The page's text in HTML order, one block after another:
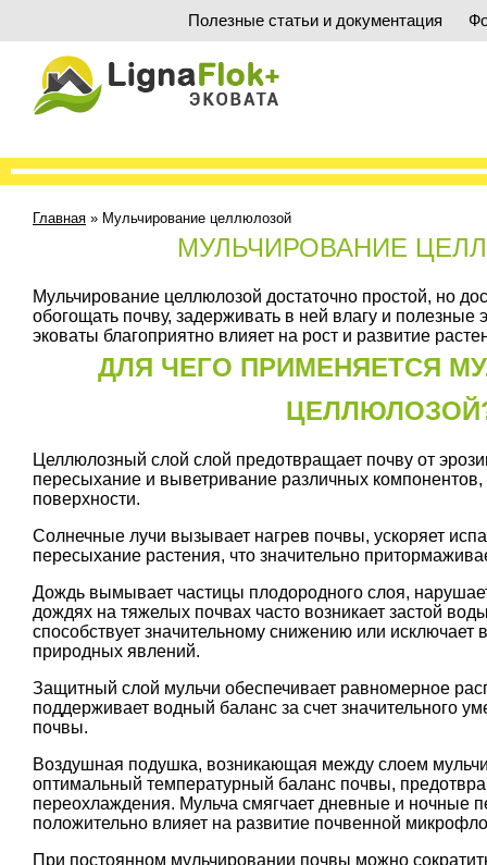
Полезные статьи и документация
Главная » Мульчирование целлюлозой
МУЛЬЧИРОВАНИЕ
Мульчирование целлюлозой достаточно простой, но
обогощать почву, задерживать в ней влагу и
эковаты благоприятно влияет на рост и развитие
ДЛЯ ЧЕГО ПРИМЕНЯЕТСЯ
Целлюлозный слой слой предотвращает почву от
пересыхание и выветривание различных компонентов,
поверхности.
Солнечные лучи вызывает нагрев почвы, ускоряет
пересыхание растения, что значительно
Дождь вымывает частицы плодородного слоя,
дождях на тяжелых почвах часто возникает застой
способствует значительному снижению или
природных явлений.
Защитный слой мульчи обеспечивает равномерное
поддерживает водный баланс за счет значительного
почвы.
Воздушная подушка, возникающая между слоем
оптимальный температурный баланс почвы,
переохлаждения. Мульча смягчает дневные и ночные
положительно влияет на развитие почвенной
При постоянном мульчировании почвы можно